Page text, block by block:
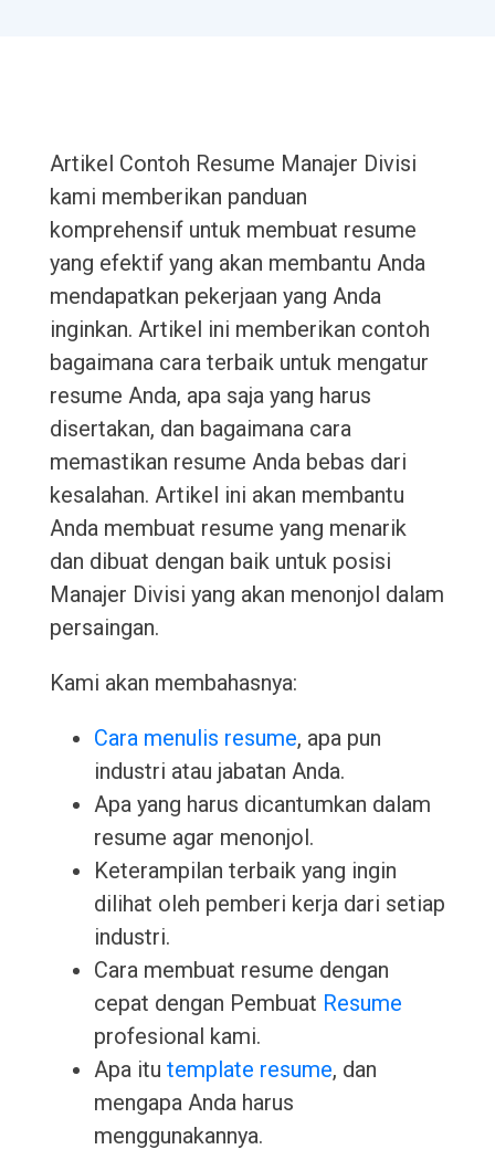
Artikel Contoh Resume Manajer Divisi
kami memberikan panduan
komprehensif untuk membuat resume
yang efektif yang akan membantu Anda
mendapatkan pekerjaan yang Anda
inginkan. Artikel ini memberikan contoh
bagaimana cara terbaik untuk mengatur
resume Anda, apa saja yang harus
disertakan, dan bagaimana cara
memastikan resume Anda bebas dari
kesalahan. Artikel ini akan membantu
Anda membuat resume yang menarik
dan dibuat dengan baik untuk posisi
Manajer Divisi yang akan menonjol dalam
persaingan.
Kami akan membahasnya:
Cara menulis resume, apa pun
industri atau jabatan Anda.
Apa yang harus dicantumkan dalam
resume agar menonjol.
Keterampilan terbaik yang ingin
dilihat oleh pemberi kerja dari setiap
industri.
Cara membuat resume dengan
cepat dengan Pembuat Resume
profesional kami.
Apa itu template resume, dan
mengapa Anda harus
menggunakannya.